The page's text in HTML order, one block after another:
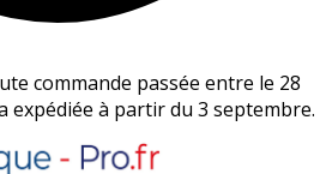
commande passée entre le 28
expédiée à partir du 3 septembre.